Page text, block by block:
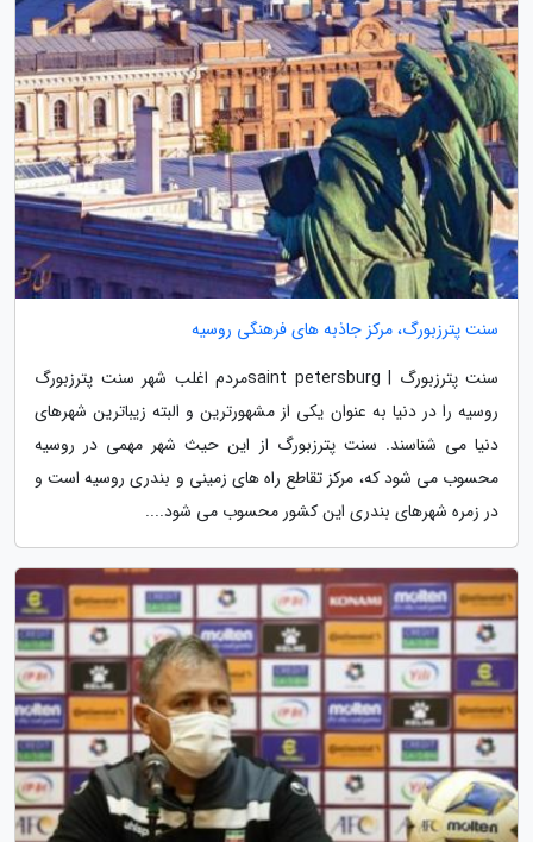
سنت پترزبورگ، مرکز جاذبه های فرهنگی روسیه
سنت پترزبورگ | saint petersburgمردم اغلب شهر سنت پترزبورگ
روسیه را در دنیا به عنوان یکی از مشهورترین و البته زیباترین شهرهای
دنیا می شناسند. سنت پترزبورگ از این حیث شهر مهمی در روسیه
محسوب می شود که، مرکز تقاطع راه های زمینی و بندری روسیه است و
در زمره شهرهای بندری این کشور محسوب می شود....